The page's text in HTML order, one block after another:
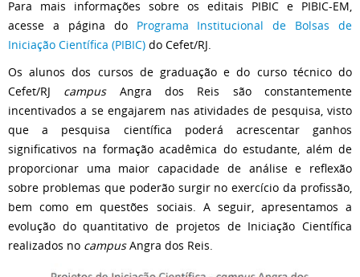
Para mais informações sobre os editais PIBIC e PIBIC-EM,
acesse a página do Programa Institucional de Bolsas de
Iniciação Científica (PIBIC) do Cefet/RJ.
Os alunos dos cursos de graduação e do curso técnico do
Cefet/RJ campusAngra dos Reis são constantemente
incentivados a se engajarem nas atividades de pesquisa, visto
que a pesquisa científica poderá acrescentar ganhos
significativos na formação acadêmica do estudante, além de
proporcionar uma maior capacidade de análise e reflexão
sobre problemas que poderão surgir no exercício da profissão,
bem como em questões sociais. A seguir, apresentamos a
evolução do quantitativo de projetos de Iniciação Científica
realizados no campusAngra dos Reis.